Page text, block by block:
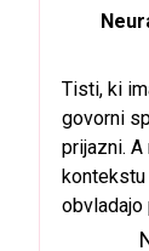
Tisti, ki
govorni
prijazni.
obvladajo